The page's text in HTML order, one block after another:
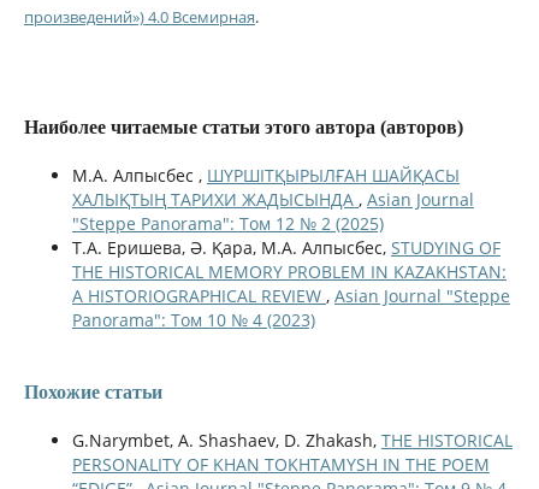
произведений») 4.0 Всемирная.
Наиболее читаемые статьи этого автора (авторов)
М.А. Алпысбес , ШҮРШІТҚЫРЫЛҒАН ШАЙҚАСЫ
ХАЛЫҚТЫҢ ТАРИХИ ЖАДЫСЫНДА , Asian Journal
"Steppe Panorama": Том 12 № 2 (2025)
Т.А. Еришева, Ә. Қара, М.А. Алпысбес, STUDYING OF
THE HISTORICAL MEMORY PROBLEM IN KAZAKHSTAN:
A HISTORIOGRAPHICAL REVIEW , Asian Journal "Steppe
Panorama": Том 10 № 4 (2023)
Похожие статьи
G.Narymbet, A. Shashaev, D. Zhakash, THE HISTORICAL
PERSONALITY OF KHAN TOKHTAMYSH IN THE POEM